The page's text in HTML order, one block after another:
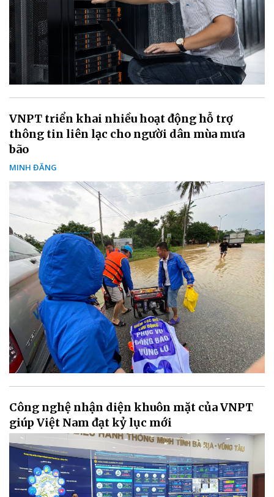
VNPT triển khai nhiều hoạt động hỗ trợ
thông tin liên lạc cho người dân mùa mưa
bão
MINH ĐĂNG
Công nghệ nhận diện khuôn mặt của VNPT
giúp Việt Nam đạt kỷ lục mới